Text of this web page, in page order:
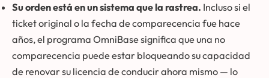
Su orden está en un sistema que la rastrea. Incluso si el
ticket original o la fecha de comparecencia fue hace
años, el programa OmniBase significa que una no
comparecencia puede estar bloqueando su capacidad
de renovar su licencia de conducir ahora mismo — lo